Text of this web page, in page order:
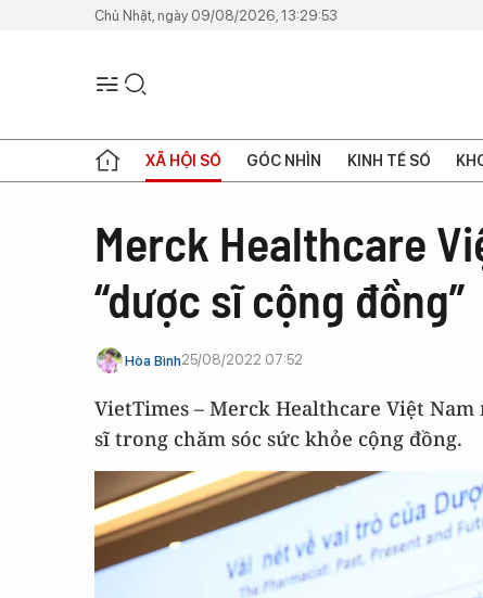
Chủ Nhật, ngày 09/08/2026, 13:29:53
XÃ HỘI SỐ GÓC NHÌN KINH TẾ SỐ
Merck Healthcare
“dược sĩ cộng đồng”
Hòa Bình25/08/2022 07:52
VietTimes – Merck Healthcare Việt
sĩ trong chăm sóc sức khỏe cộng đồng.